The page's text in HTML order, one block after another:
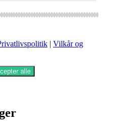
| Vilkår og
alle